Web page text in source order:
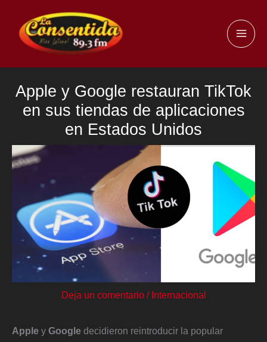
contenido
Apple y Google restauran TikTok
en sus tiendas de aplicaciones
en Estados Unidos
Deja un comentario / Internacional
Apple y Google decidieron reintroducir la popular